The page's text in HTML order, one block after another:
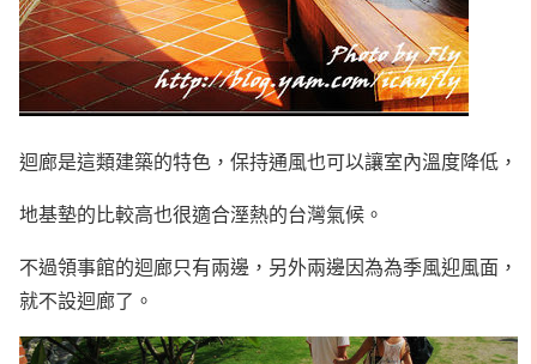
迴廊是這類建築的特色，保持通風也可以讓室內溫度降低，
地基墊的比較高也很適合溼熱的台灣氣候。
不過領事館的迴廊只有兩邊，另外兩邊因為為季風迎風面，
就不設迴廊了。